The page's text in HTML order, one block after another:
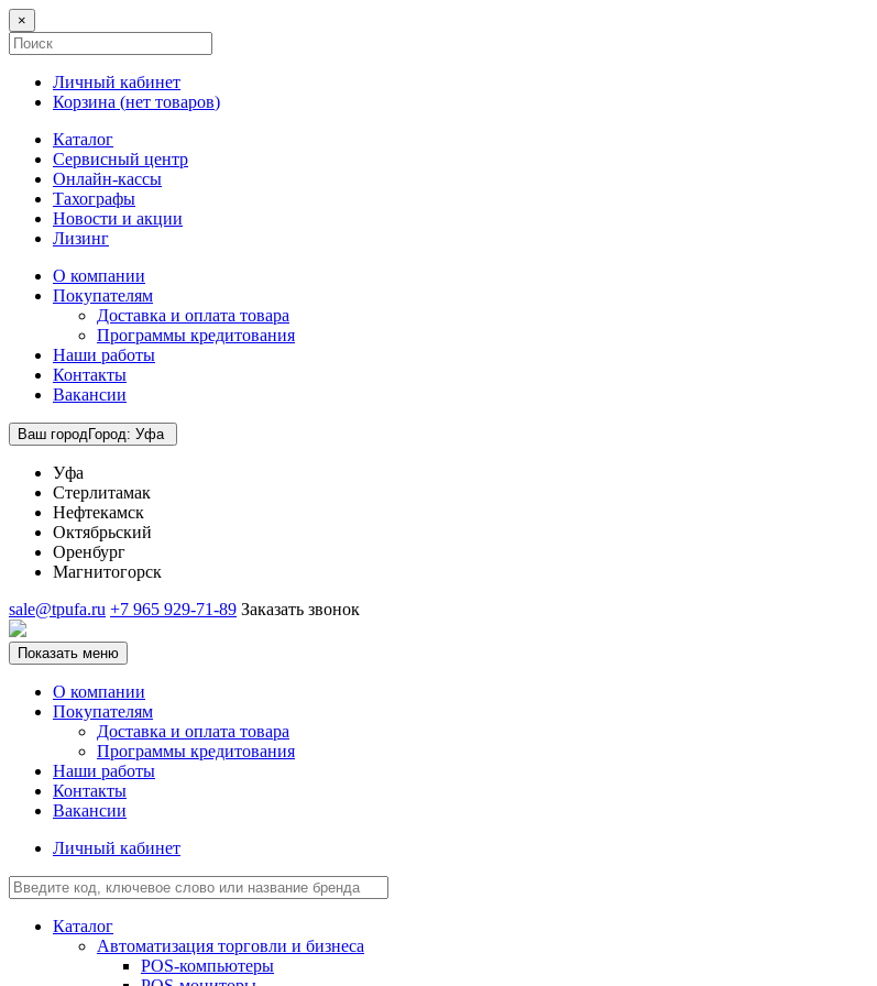
×
Личный кабинет
Корзина (нет товаров)
Каталог
Сервисный центр
Онлайн-кассы
Тахографы
Новости и акции
Лизинг
О компании
Покупателям
Доставка и оплата товара
Программы кредитования
Наши работы
Контакты
Вакансии
Ваш городГород: Уфа
Уфа
Стерлитамак
Нефтекамск
Октябрьский
Оренбург
Магнитогорск
sale@tpufa.ru +7 965 929-71-89 Заказать звонок
Показать меню
О компании
Покупателям
Доставка и оплата товара
Программы кредитования
Наши работы
Контакты
Вакансии
Личный кабинет
Каталог
Автоматизация торговли и бизнеса
POS-компьютеры